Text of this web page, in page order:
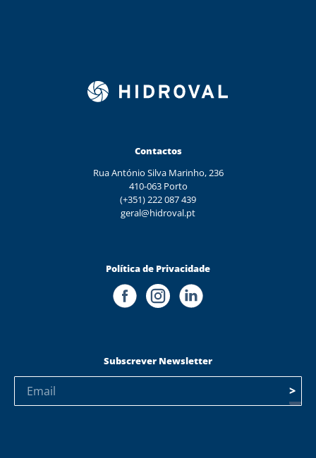
Contactos
Rua António Silva Marinho, 236
410-063 Porto
(+351) 222 087 439
geral@hidroval.pt
Política de Privacidade
Subscrever Newsletter
>